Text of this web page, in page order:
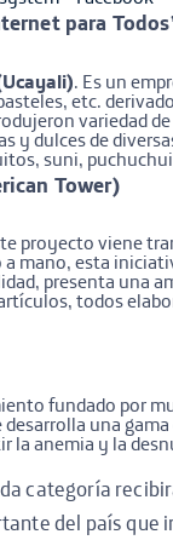
para
. Es un
etc.
variedad
y dulces de
suni,
Tower)
proyecto viene
mano, esta
presenta una
todos
fundado por
una
la anemia y la
categoría
del país